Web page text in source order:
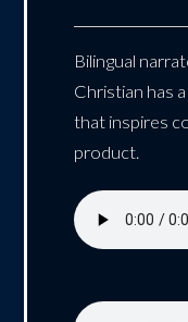
Bilingual
Christian has
that inspires
product.